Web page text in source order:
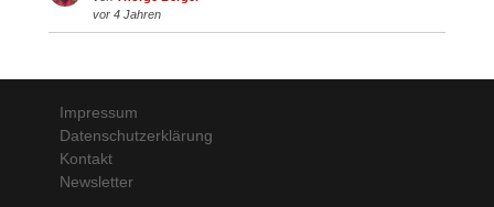
vor 4 Jahren
Impressum
Datenschutzerklärung
Kontakt
Newsletter